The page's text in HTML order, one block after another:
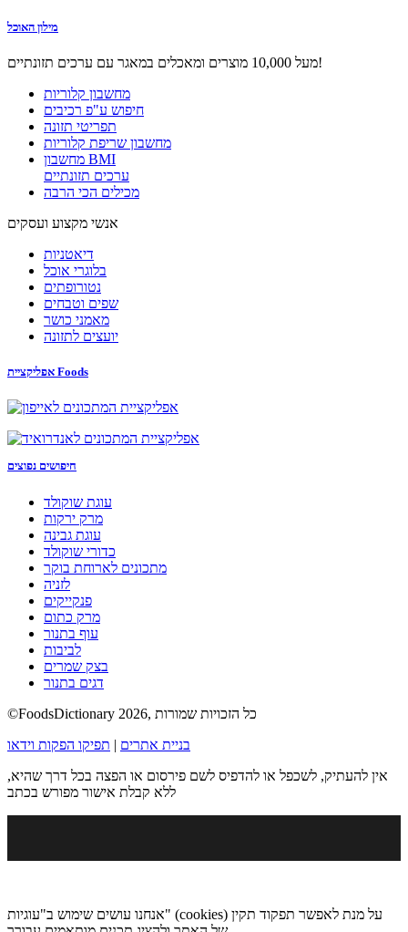
מילון האוכל
מעל 10,000 מוצרים ומאכלים במאגר עם ערכים תזונתיים!
מחשבון קלוריות
חיפוש ע"פ רכיבים
תפריטי תזונה
מחשבון שריפת קלוריות
מחשבון BMI
ערכים תזונתיים
מכילים הכי הרבה
אנשי מקצוע ועסקים
דיאטניות
בלוגרי אוכל
נטורופתים
שפים וטבחים
מאמני כושר
יועצים לתזונה
אפליקציית Foods
חיפושים נפוצים
עוגת שוקולד
מרק ירקות
עוגת גבינה
כדורי שוקולד
מתכונים לארוחת בוקר
לזניה
פנקייקים
מרק כתום
עוף בתנור
לביבות
בצק שמרים
דגים בתנור
©FoodsDictionary 2026, כל הזכויות שמורות
בניית אתרים | תפיקו הפקות וידאו
אין להעתיק, לשכפל או להדפיס לשם פירסום או הפצה בכל דרך שהיא,
ללא קבלת אישור מפורש בכתב
אנחנו עושים שימוש ב"עוגיות" (cookies) על מנת לאפשר תפקוד תקין